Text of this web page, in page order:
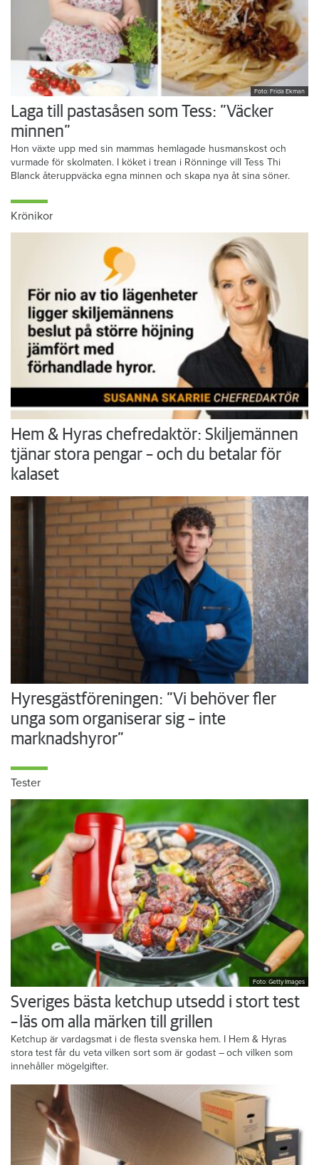
Foto: Frida Ekman
Laga till pastasåsen som Tess: ”Väcker
minnen”
Hon växte upp med sin mammas hemlagade husmanskost och
vurmade för skolmaten. I köket i trean i Rönninge vill Tess Thi
Blanck återuppväcka egna minnen och skapa nya åt sina söner.
Krönikor
Hem & Hyras chefredaktör: Skiljemännen
tjänar stora pengar – och du betalar för
kalaset
Hyresgästföreningen: ”Vi behöver fler
unga som organiserar sig – inte
marknadshyror”
Tester
Foto: Getty Images
Sveriges bästa ketchup utsedd i stort test
– läs om alla märken till grillen
Ketchup är vardagsmat i de flesta svenska hem. I Hem & Hyras
stora test får du veta vilken sort som är godast – och vilken som
innehåller mögelgifter.